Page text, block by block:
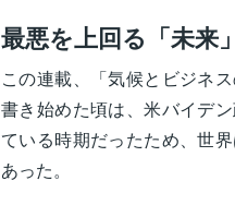
最悪を上回る「未来」
この連載、「気候とビジネ
書き始めた頃は、米バイデ
ている時期だったため、世
あった。